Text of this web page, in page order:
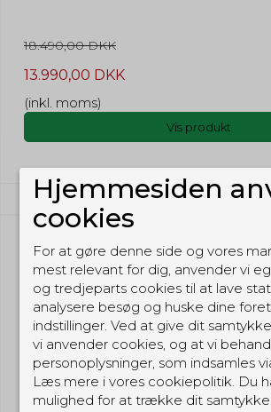
18.490,00 DKK
13.990,00 DKK
(inkl. moms)
Vis produkt
Hjemmesiden
cookies
For at gøre denne side og vores
mest relevant for dig, anvender vi
og tredjeparts cookies til at lave
analysere besøg og huske dine
indstillinger. Ved at give dit
vi anvender cookies, og at vi
personoplysninger, som indsamles
Læs mere i vores cookiepolitik. Du
mulighed for at trække dit